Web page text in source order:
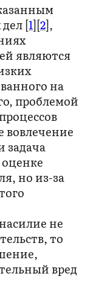
[1][2],
являются
на
проблемой
вовлечение
задача
но из-за
не
то
вред